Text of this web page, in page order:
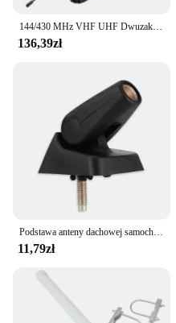
144/430 MHz VHF UHF Dwuzakresowa wodoodporna zewnętrzna antena podstawowa z włókna szklanego z uchwytem montażowym Zestaw samolotu uziemiającego do radia dwukierunkowego
136,39zł
11,79zł